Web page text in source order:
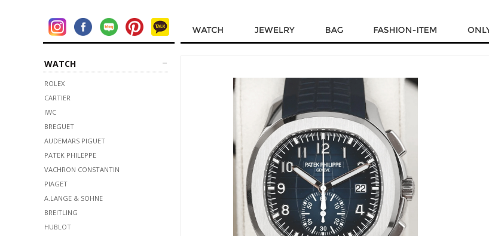
WATCH
ROLEX
CARTIER
IWC
BREGUET
AUDEMARS PIGUET
PATEK PHILEPPE
VACHRON CONSTANTIN
PIAGET
A.LANGE & SOHNE
BREITLING
HUBLOT